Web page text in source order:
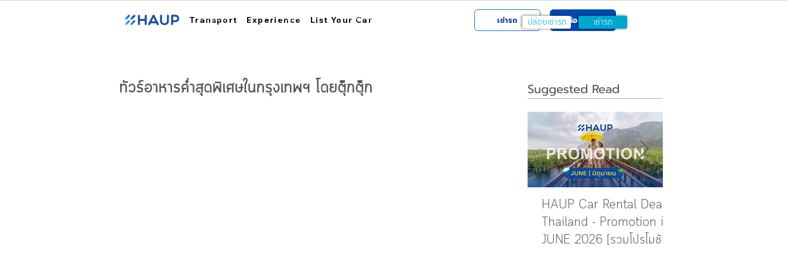
Transport Experience List Your Car เช่ารถ ปล่อยเช่ารถ
ฮ้อปคาร์ การใช้งาน สถานที่รับรถ เกี่ยวกับฮ้อป ปล่อยเช่ารถ เช่ารถ
Suggested Read
HAUP Car Rental Deals
Thailand - Promotion in
JUNE 2026 [รวมโปรโมชัน
ทัวร์อาหารค่ำสุดพิเศษในกรุงเทพฯ โดยตุ๊กตุ๊ก